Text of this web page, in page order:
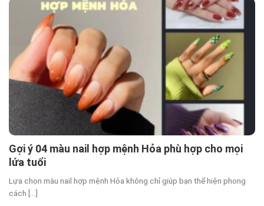
Gợi ý 04 màu nail hợp mệnh Hỏa phù hợp cho mọi
lứa tuổi
Lựa chọn màu nail hợp mệnh Hỏa không chỉ giúp bạn thể hiện phong
cách [...]